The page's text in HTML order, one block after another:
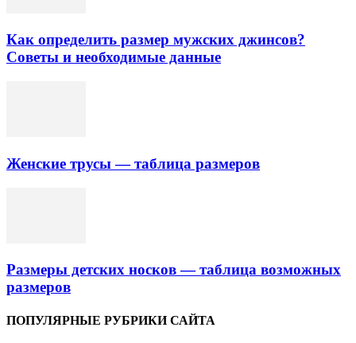
Как определить размер мужских джинсов?
Советы и необходимые данные
Женские трусы — таблица размеров
Размеры детских носков — таблица возможных
размеров
ПОПУЛЯРНЫЕ РУБРИКИ САЙТА